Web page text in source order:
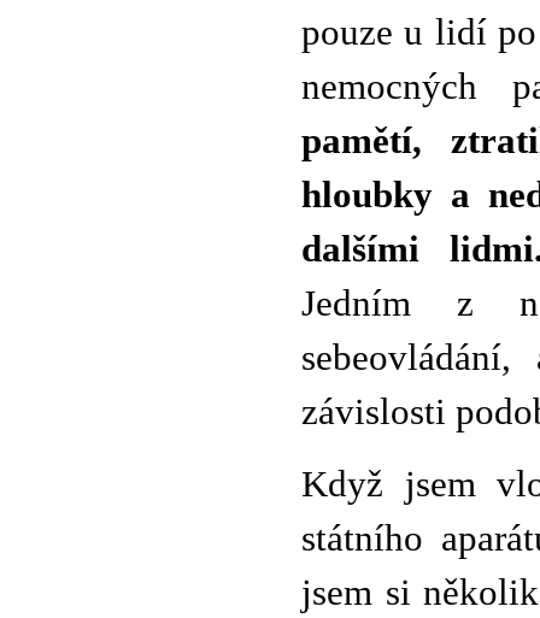
pouze u lidí po
nemocných
pamětí,
hloubky a
dalšími
Jedním z
závislosti
Když jsem
státního
jsem si